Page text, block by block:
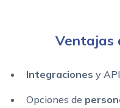
Ventajas
Integraciones y
Opciones de